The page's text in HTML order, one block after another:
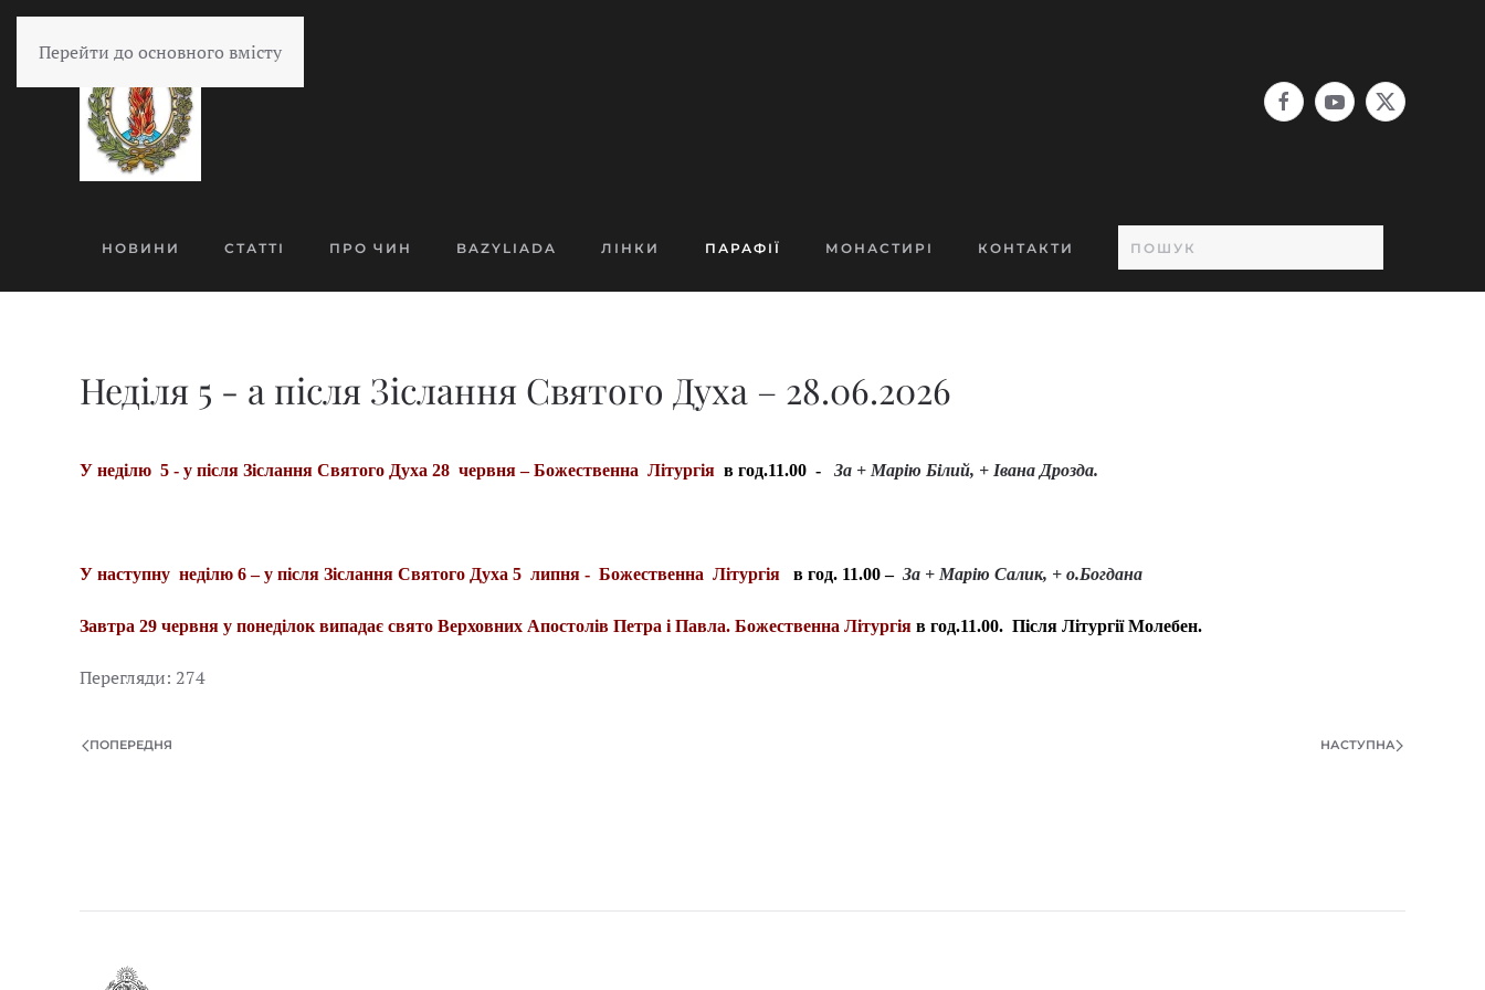
Перейти до основного вмісту
НОВИНИ СТАТТІ ПРО ЧИН BAZYLIADA ЛІНКИ ПАРАФІЇ МОНАСТИРІ КОНТАКТИ
Неділя 5 - а після Зіслання Святого Духа – 28.06.2026
У неділю 5 - у після Зіслання Святого Духа 28 червня – Божественна Літургія в год.11.00 - За + Марію Білий, + Івана Дрозда.
У наступну неділю 6 – у після Зіслання Святого Духа 5 липня - Божественна Літургія в год. 11.00 – За + Марію Салик, + о.Богдана
Завтра 29 червня у понеділок випадає свято Верховних Апостолів Петра і Павла. Божественна Літургія в год.11.00. Після Літургії Молебен.
Перегляди: 274
ПОПЕРЕДНЯ НАСТУПНА